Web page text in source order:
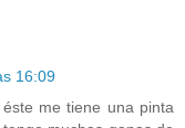
16:09
me tiene una pinta